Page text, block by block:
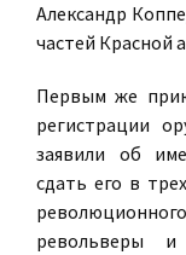
Александр
частей Красной
Первым же
регистрации
заявили об
сдать его в
револьверы